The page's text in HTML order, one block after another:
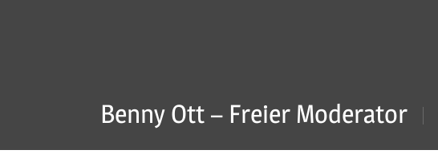
Benny Ott – Freier Moderator